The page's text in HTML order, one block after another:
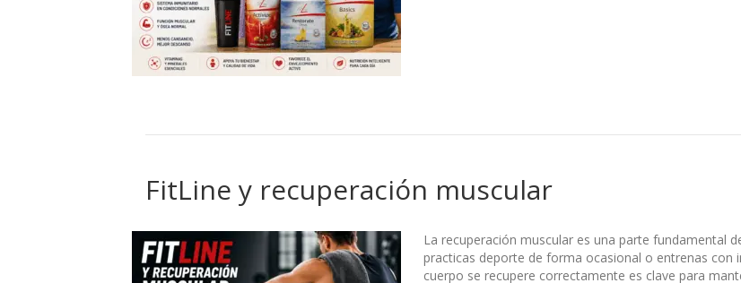
FitLine y recuperación muscular
La recuperación muscular es una parte fundamental
practicas deporte de forma ocasional o entrenas con
cuerpo se recupere correctamente es clave para